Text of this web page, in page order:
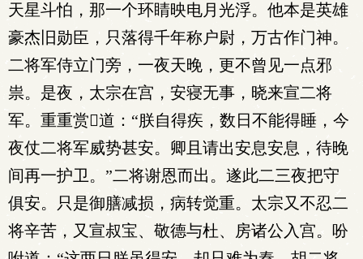
天星斗怕，那一个环睛映电月光浮。他本是英雄
豪杰旧勋臣，只落得千年称户尉，万古作门神。
二将军侍立门旁，一夜天晚，更不曾见一点邪
祟。是夜，太宗在宫，安寝无事，晓来宣二将
军。重重赏道：“朕自得疾，数日不能得睡，今
夜仗二将军威势甚安。卿且请出安息安息，待晚
间再一护卫。”二将谢恩而出。遂此二三夜把守
俱安。只是御膳减损，病转觉重。太宗又不忍二
将辛苦，又宣叔宝、敬德与杜、房诸公入宫。吩